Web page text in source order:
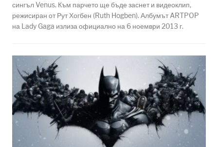
сингъл Venus. Към парчето ще бъде заснет и видеоклип,
режисиран от Рут Хогбен (Ruth Hogben). Албумът ARTPOP
на Lady Gaga излиза официално на 6 ноември 2013 г.